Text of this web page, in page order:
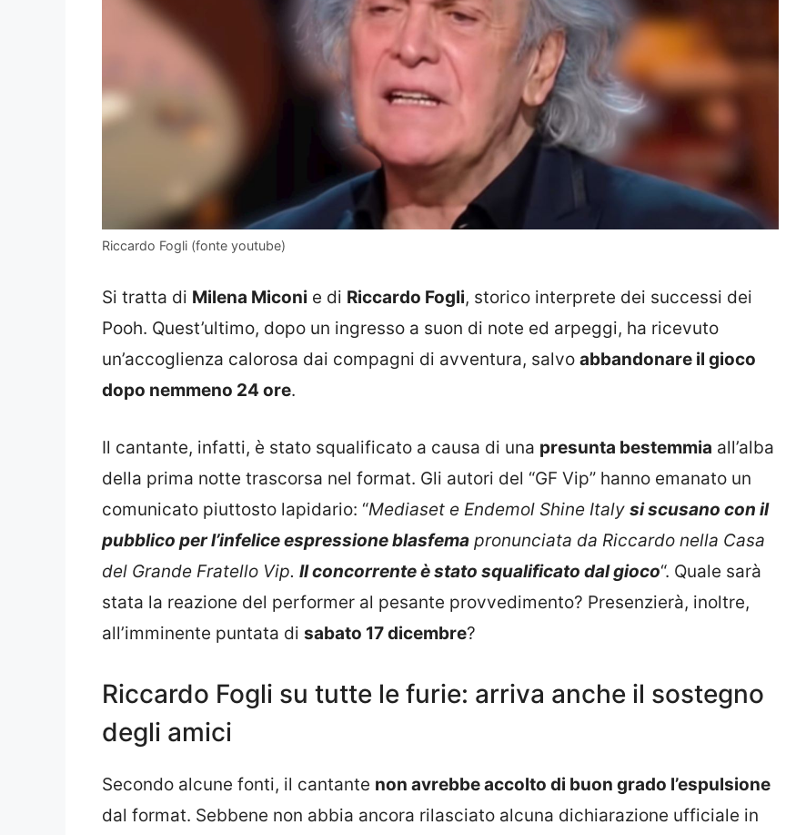
Riccardo Fogli (fonte youtube)
Si tratta di Milena Miconi e di Riccardo Fogli, storico interprete dei successi dei
Pooh. Quest’ultimo, dopo un ingresso a suon di note ed arpeggi, ha ricevuto
un’accoglienza calorosa dai compagni di avventura, salvo abbandonare il gioco
dopo nemmeno 24 ore.
Il cantante, infatti, è stato squalificato a causa di una presunta bestemmia all’alba
della prima notte trascorsa nel format. Gli autori del “GF Vip” hanno emanato un
comunicato piuttosto lapidario: “Mediaset e Endemol Shine Italy si scusano con il
pubblico per l’infelice espressione blasfema pronunciata da Riccardo nella Casa
del Grande Fratello Vip. Il concorrente è stato squalificato dal gioco“. Quale sarà
stata la reazione del performer al pesante provvedimento? Presenzierà, inoltre,
all’imminente puntata di sabato 17 dicembre?
Riccardo Fogli su tutte le furie: arriva anche il sostegno
degli amici
Secondo alcune fonti, il cantante non avrebbe accolto di buon grado l’espulsione
dal format. Sebbene non abbia ancora rilasciato alcuna dichiarazione ufficiale in